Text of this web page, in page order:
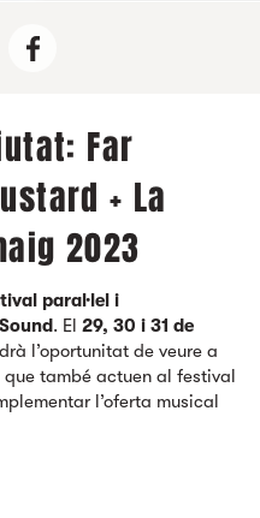
Far
+ La
2023
paral·lel i
. El 29, 30 i 31 de
l’oportunitat de veure a
també actuen al festival
l’oferta musical